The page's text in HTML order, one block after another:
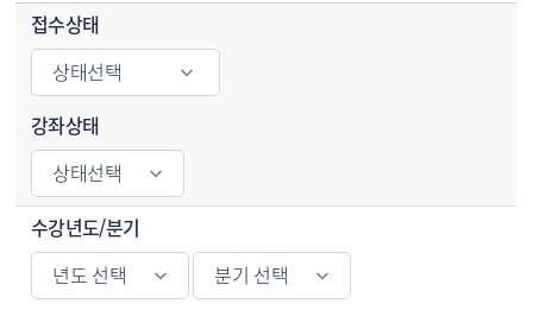
평생학습 강좌검색 - 접수상태, 강좌상태, 수강년도/분기, 강좌명 순으로 정보 제공
접수상태
강좌상태
수강년도/분기